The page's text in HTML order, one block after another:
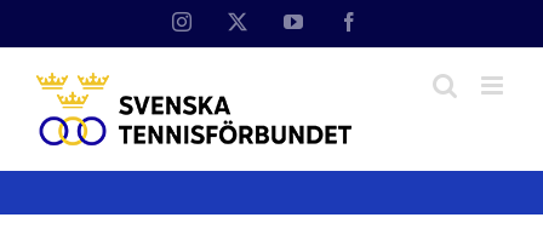
Instagram YouTube